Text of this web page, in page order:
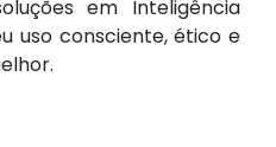
em Inteligência
uso consciente, ético e